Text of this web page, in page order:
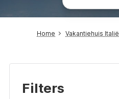
Home Vakantiehuis Italië
Filters